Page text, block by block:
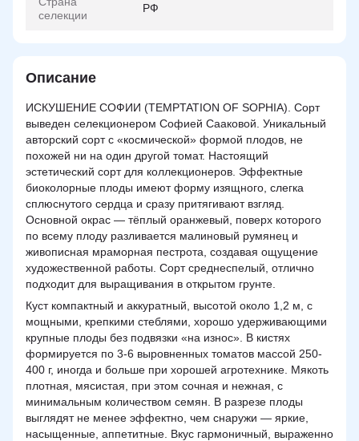
селекции
РФ
Описание
ИСКУШЕНИЕ СОФИИ (TEMPTATION OF SOPHIA). Сорт
выведен селекционером Софией Сааковой. Уникальный
авторский сорт с «космической» формой плодов, не
похожей ни на один другой томат. Настоящий
эстетический сорт для коллекционеров. Эффектные
биоколорные плоды имеют форму изящного, слегка
сплюснутого сердца и сразу притягивают взгляд.
Основной окрас — тёплый оранжевый, поверх которого
по всему плоду разливается малиновый румянец и
живописная мраморная пестрота, создавая ощущение
художественной работы. Сорт среднеспелый, отлично
подходит для выращивания в открытом грунте.
Куст компактный и аккуратный, высотой около 1,2 м, с
мощными, крепкими стеблями, хорошо удерживающими
крупные плоды без подвязки «на износ». В кистях
формируется по 3-6 выровненных томатов массой 250-
400 г, иногда и больше при хорошей агротехнике. Мякоть
плотная, мясистая, при этом сочная и нежная, с
минимальным количеством семян. В разрезе плоды
выглядят не менее эффектно, чем снаружи — яркие,
насыщенные, аппетитные. Вкус гармоничный, выраженно